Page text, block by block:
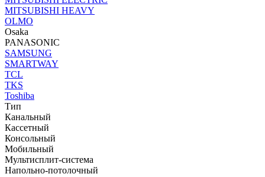
MITSUBISHI HEAVY
OLMO
Osaka
PANASONIC
SAMSUNG
SMARTWAY
TCL
TKS
Toshiba
Тип
Канальный
Кассетный
Консольный
Мобильный
Мультисплит-система
Напольно-потолочный